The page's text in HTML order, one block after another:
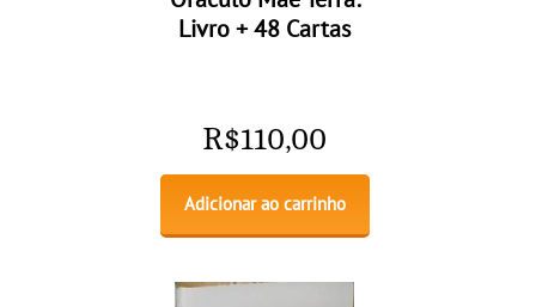
Livro + 48 Cartas
R$110,00
Adicionar ao carrinho